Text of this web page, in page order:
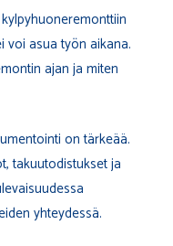
voi asua työn aikana.
ajan ja miten
on tärkeää.
takuutodistukset ja
yhteydessä.